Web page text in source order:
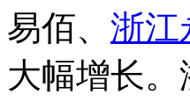
易佰、 浙江
大幅增长